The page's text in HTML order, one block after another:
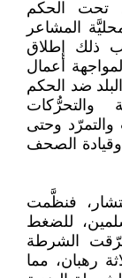
تحت الحكم
المشاعر
ذلك إطلاق
أعمال
ضد الحكم
والتحرُّكات
وحتى
وقيادة الصحف
فنظَّمت
للضغط
الشرطة
رهبان، مما